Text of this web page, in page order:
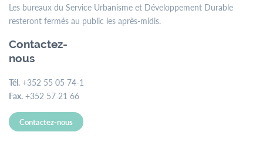
Les bureaux du Service Urbanisme et Développement Durable
resteront fermés au public les après-midis.
Contactez-
nous
Tél. +352 55 05 74-1
Fax. +352 57 21 66
Contactez-nous